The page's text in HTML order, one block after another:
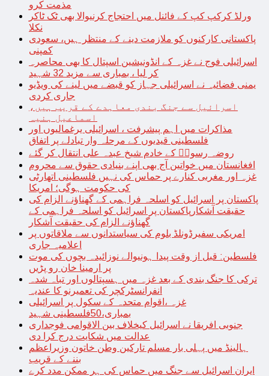
مذمت کرو
ورلڈ کرکپ کپ کے فائنل میں احتجاج کرنیوالا بھی ٹک ٹاکر
نکلا
پاکستانی کارکنوں کو ملازمت دینے کے منتظر ہیں، سعودی
کمپنی
اسرائیلی فوج نے غزہ کے انڈونیشین اسپتال کا بھی محاصرہ
کر لیا ، بمباری سے مزید 32 شہید
یمنی فضائیہ نے اسرائیلی جہاز کو قبضے میں لینے کی ویڈیو
جاری کردی
اسرائیل سے جنگ بندی معاہدے کے قریب ہیں،
اسماعیل ہنیہ
مذاکرات میں اہم پیشرفت ، اسرائیلی یرغمالیوں اور
فلسطینی قیدیوں کے مرحلہ وار تبادلے پر اتفاق
روضہ رسولؐ کے خادم شیخ عبدہ علی انتقال کر گئے
افغانستان میں خواتین آج بھی اپنے بنیادی حقوق سے محروم
غزہ اور مغربی کنارے پر حماس کی نہیں فلسطینی اتھارٹی
کی حکومت ہوگی؛ امریکا
پاکستان پر اسرائیل کو اسلحہ فراہمی کے گھناؤنے الزام کی
حقیقت آشکارپاکستان پر اسرائیل کو اسلحہ فراہمی کے
گھناؤنے الزام کی حقیقت آشکار
امریکی سفیرڈونلڈ بلوم کی سیاستدانوں سے ملاقاتوں پر
اعلامیہ جاری
فلسطین: قبل از وقت پیدا ہونیوالے نوزائیدہ بچوں کی موت
پر ارمینا خان رو پڑیں
ترکی کا جنگ بندی کے بعد غزہ میں ہسپتالوں اور تباہ شدہ
انفرانسٹرکچر کی تعمیرنو کا عندیہ
غزہ ،اقوام متحدہ کے سکول پر اسرائیلی
بمباری،50فلسطینی شہید
جنوبی افریقا نے اسرائیل کیخلاف بین الاقوامی فوجداری
عدالت میں شکایت درج کرا دی
ہالینڈ میں پہلی بار مسلم تارکین وطن خاتون وزیراعظم
بننے کے قریب
ایران اسرائیل سے جنگ میں حماس کی ہر ممکن مدد کرے